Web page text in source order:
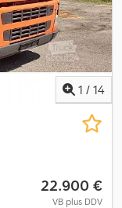
1 / 14
22.900 €
VB plus DDV